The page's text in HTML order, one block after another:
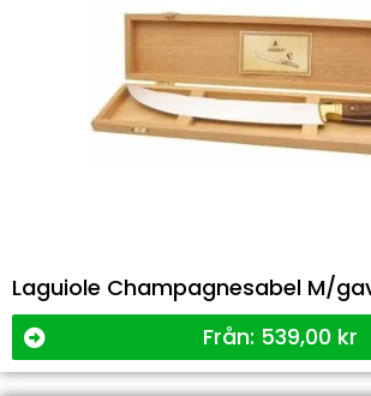
Laguiole Champagnesabel M/
Från: 539,00 kr